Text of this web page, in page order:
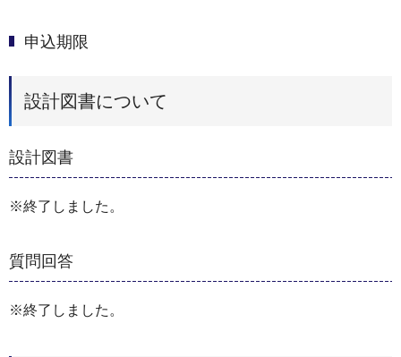
申込期限
設計図書について
設計図書
※終了しました。
質問回答
※終了しました。